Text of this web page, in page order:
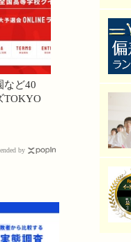
など40
TOKYO
by